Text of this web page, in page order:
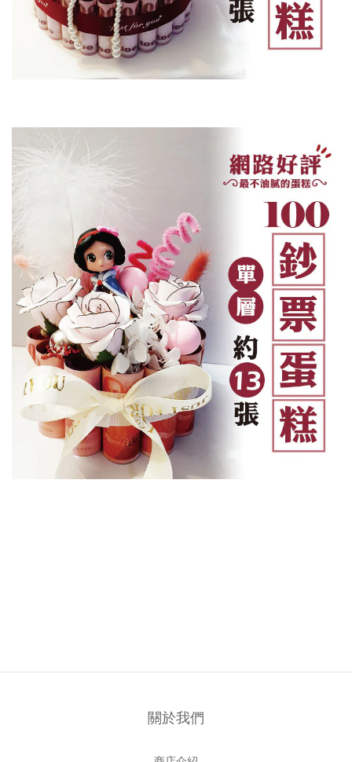
關於我們